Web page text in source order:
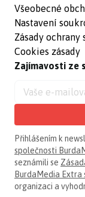
Všeobecné
Nastavení
Zásady ochrany
Cookies zásady
Zajímavosti ze
Přihlášením k
společnosti
seznámili se
BurdaMedia Extra
organizaci a